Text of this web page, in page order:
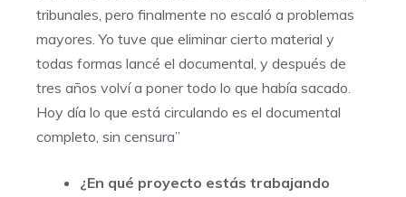
tribunales, pero finalmente no escaló a problemas
mayores. Yo tuve que eliminar cierto material y
todas formas lancé el documental, y después de
tres años volví a poner todo lo que había sacado.
Hoy día lo que está circulando es el documental
completo, sin censura”
¿En qué proyecto estás trabajando